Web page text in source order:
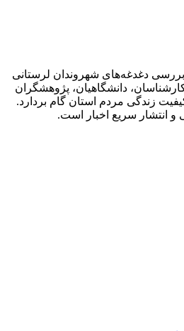
دغدغه‌های شهروندان لرستانی
دانشگاهیان، پژوهشگران
زندگی مردم استان گام بردارد.
و انتشار سریع اخبار است.